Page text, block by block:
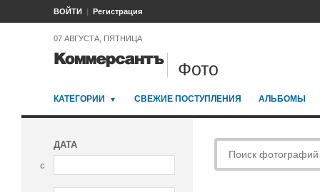
ВОЙТИ Регистрация
07 АВГУСТА, ПЯТНИЦА
Фото
КАТЕГОРИИ СВЕЖИЕ ПОСТУПЛЕНИЯ АЛЬБОМЫ
ДАТА
с